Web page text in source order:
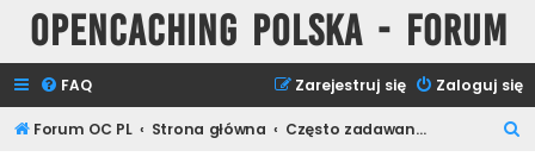
Opencaching Polska - Forum
FAQ Zaloguj się
Zarejestruj się
Forum OC PL Strona główna Często zadawane pytania